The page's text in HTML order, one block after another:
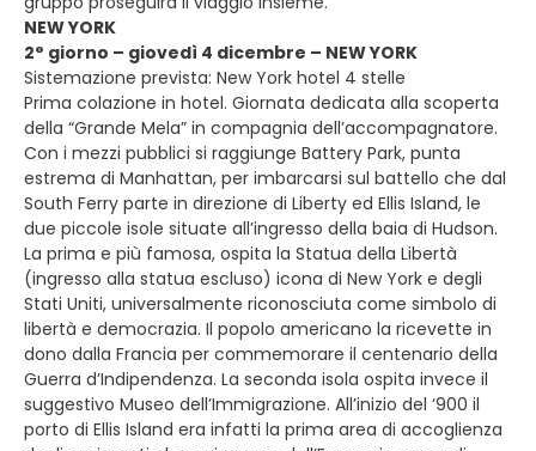
NEW YORK
2° giorno – giovedì 4 dicembre – NEW YORK
Sistemazione prevista: New York hotel 4 stelle
Prima colazione in hotel. Giornata dedicata alla scoperta
della “Grande Mela” in compagnia dell’accompagnatore.
Con i mezzi pubblici si raggiunge Battery Park, punta
estrema di Manhattan, per imbarcarsi sul battello che dal
South Ferry parte in direzione di Liberty ed Ellis Island, le
due piccole isole situate all’ingresso della baia di Hudson.
La prima e più famosa, ospita la Statua della Libertà
(ingresso alla statua escluso) icona di New York e degli
Stati Uniti, universalmente riconosciuta come simbolo di
libertà e democrazia. Il popolo americano la ricevette in
dono dalla Francia per commemorare il centenario della
Guerra d’Indipendenza. La seconda isola ospita invece il
suggestivo Museo dell’Immigrazione. All’inizio del ‘900 il
porto di Ellis Island era infatti la prima area di accoglienza